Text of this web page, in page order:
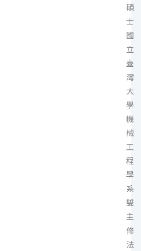
碩
士
國
立
臺
灣
大
學
機
械
工
程
學
系
雙
主
修
法